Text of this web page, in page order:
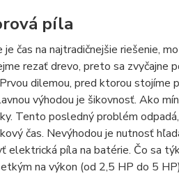
píla
je čas na najtradičnejšie riešenie,
rezať drevo, preto sa zvyčajne
dilemou, pred ktorou stojíme
výhodou je šikovnosť. Ako
Tento posledný problém
čas. Nevýhodou je nutnosť
elektrická píla na batérie. Čo sa
na výkon (od 2,5 HP do 5